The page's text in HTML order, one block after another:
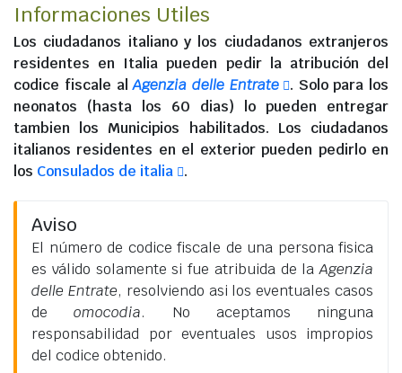
Informaciones Utiles
Los ciudadanos italianoy los ciudadanos extranjeros
residentes en Italia pueden pedir la atribución del
codice fiscale alAgenzia delle Entrate
. Solo para los
neonatos (hasta los 60 dias) lo pueden entregar
tambien los Municipios habilitados. Los ciudadanos
italianos residentes en el exteriorpueden pedirlo en
los Consulados de italia .
Aviso
El número de codice fiscale de una persona fisica
es válido solamente si fue atribuida de laAgenzia
delle Entrate, resolviendo asi los eventuales casos
deomocodia. No aceptamos ninguna
responsabilidad por eventuales usos impropios
del codice obtenido.